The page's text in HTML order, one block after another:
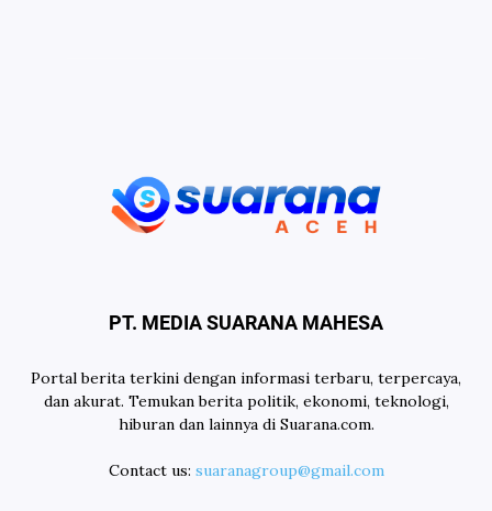
PT. MEDIA SUARANA MAHESA
Portal berita terkini dengan informasi terbaru, terpercaya,
dan akurat. Temukan berita politik, ekonomi, teknologi,
hiburan dan lainnya di Suarana.com.
Contact us: suaranagroup@gmail.com